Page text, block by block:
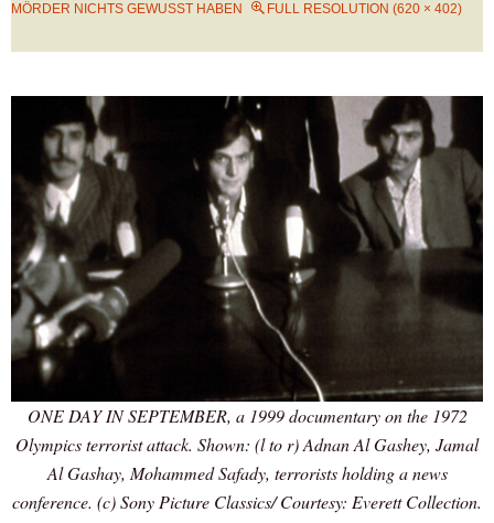
MÖRDER NICHTS GEWUSST HABEN
FULL RESOLUTION (620 × 402)
ONE DAY IN SEPTEMBER, a 1999 documentary on the 1972
Olympics terrorist attack. Shown: (l to r) Adnan Al Gashey, Jamal
Al Gashay, Mohammed Safady, terrorists holding a news
conference. (c) Sony Picture Classics/ Courtesy: Everett Collection.